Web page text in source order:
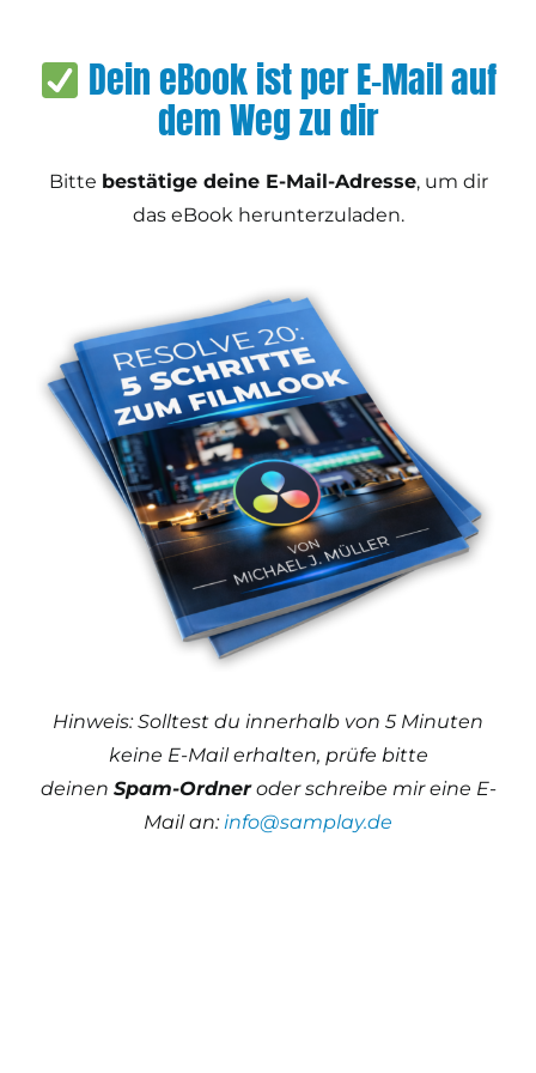
content
Dein eBook ist per E-Mail auf
dem Weg zu dir
Bitte bestätige deine E-Mail-Adresse, um dir
das eBook herunterzuladen.
Hinweis: Solltest du innerhalb von 5 Minuten
keine E-Mail erhalten, prüfe bitte
deinen Spam-Ordneroder schreibe mir eine E-
Mail an: info@samplay.de